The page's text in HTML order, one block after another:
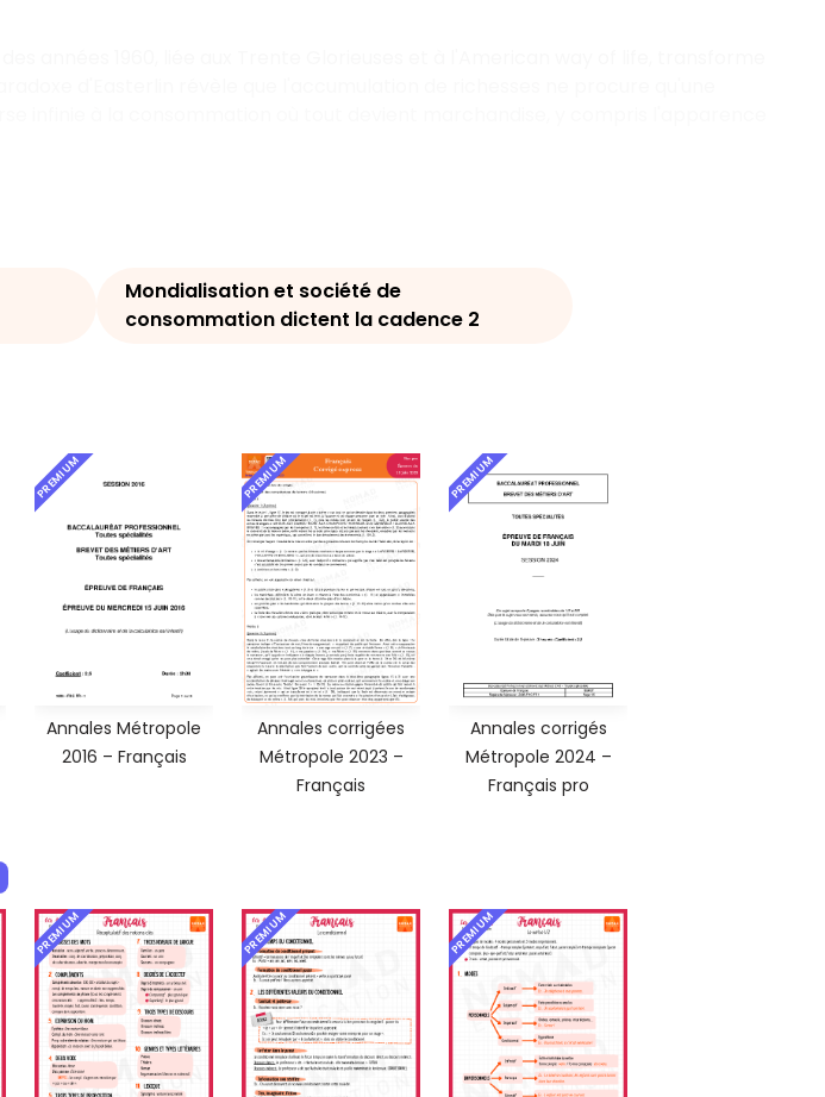
Mondialisation et société de
consommation dictent la cadence 2
PREMIUM
Annales Métropole
2016 – Français
PREMIUM
Annales corrigées
Métropole 2023 –
Français
PREMIUM
Annales corrigés
Métropole 2024 –
Français pro
PREMIUM PREMIUM PREMIUM